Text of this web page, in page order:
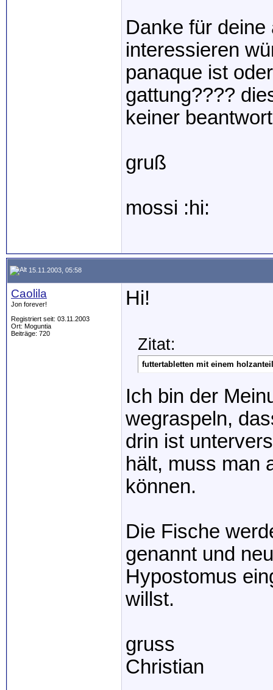
Danke für
interessieren
panaque ist
gattung????
keiner
gruß
mossi :hi:
15.11.2003, 05:58
Caolila
Jon forever!
Registriert seit: 03.11.2003
Ort: Moguntia
Beiträge: 720
Hi!
Zitat:
futtertabletten mit einem
Ich bin der
wegraspeln,
drin ist
hält, muss man
können.
Die Fische
genannt und
Hypostomus
willst.
gruss
Christian